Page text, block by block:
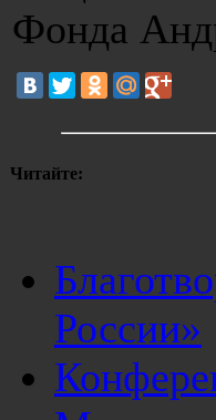
Фонда
Читайте:
России»